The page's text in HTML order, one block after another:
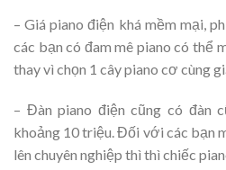
– Giá piano điện khá mềm mại,
các bạn có đam mê piano có thể
thay vì chọn 1 cây piano cơ cùng
– Đàn piano điện cũng có đàn
khoảng 10 triệu. Đối với các bạn
lên chuyên nghiệp thì thì chiếc